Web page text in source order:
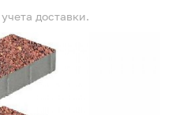
доставки.